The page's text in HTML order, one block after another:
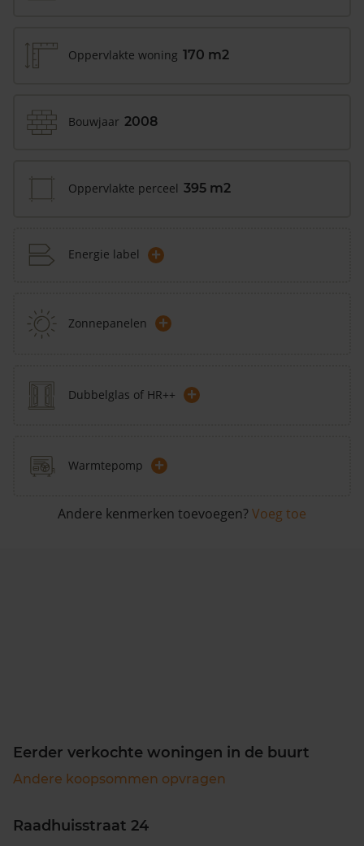
Oppervlakte woning 170 m2
Bouwjaar 2008
Oppervlakte perceel 395 m2
Energie label +
Zonnepanelen +
Dubbelglas of HR++ +
Warmtepomp +
Andere kenmerken toevoegen? Voeg toe
Eerder verkochte woningen in de buurt
Andere koopsommen opvragen
Raadhuisstraat 24